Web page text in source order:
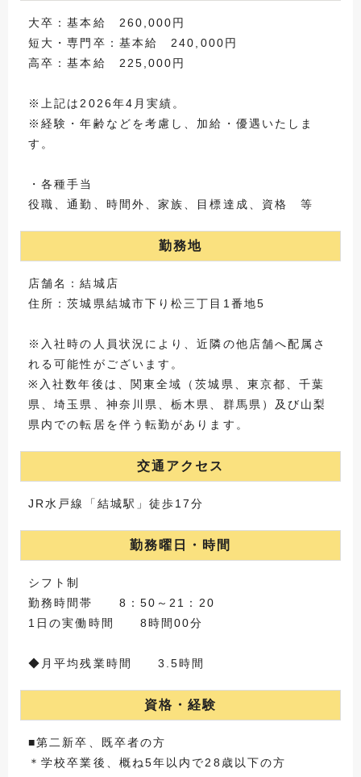
大卒：基本給 260,000円
短大・専門卒：基本給 240,000円
高卒：基本給 225,000円
※上記は2026年4月実績。
※経験・年齢などを考慮し、加給・優遇いたしま
す。
・各種手当
役職、通勤、時間外、家族、目標達成、資格 等
勤務地
店舗名：結城店
住所：茨城県結城市下り松三丁目1番地5
※入社時の人員状況により、近隣の他店舗へ配属さ
れる可能性がございます。
※入社数年後は、関東全域（茨城県、東京都、千葉
県、埼玉県、神奈川県、栃木県、群馬県）及び山梨
県内での転居を伴う転勤があります。
交通アクセス
JR水戸線「結城駅」徒歩17分
勤務曜日・時間
シフト制
勤務時間帯 8：50～21：20
1日の実働時間 8時間00分
◆月平均残業時間 3.5時間
資格・経験
■第二新卒、既卒者の方
＊学校卒業後、概ね5年以内で28歳以下の方